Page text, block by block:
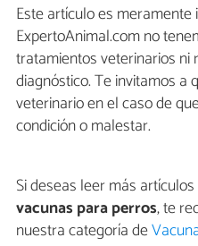
Este artículo es
ExpertoAnimal.com no
tratamientos veterinarios ni
diagnóstico. Te invitamos a
veterinario en el caso de
condición o malestar.
Si deseas leer más
vacunas para perros, te
nuestra categoría de